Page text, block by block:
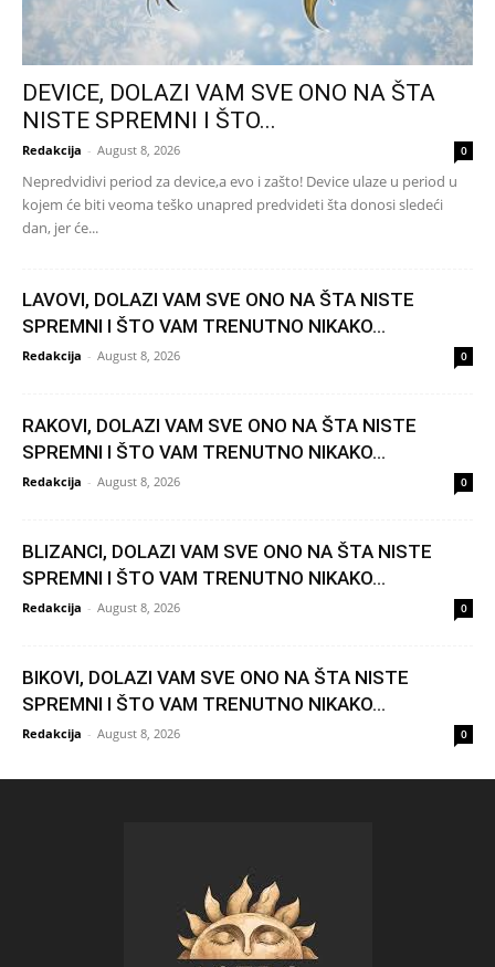
DEVICE, DOLAZI VAM SVE ONO NA ŠTA
NISTE SPREMNI I ŠTO...
Redakcija - August 8, 2026 0
Nepredvidivi period za device,a evo i zašto! Device ulaze u period u
kojem će biti veoma teško unapred predvideti šta donosi sledeći
dan, jer će...
LAVOVI, DOLAZI VAM SVE ONO NA ŠTA NISTE
SPREMNI I ŠTO VAM TRENUTNO NIKAKO...
Redakcija - August 8, 2026 0
RAKOVI, DOLAZI VAM SVE ONO NA ŠTA NISTE
SPREMNI I ŠTO VAM TRENUTNO NIKAKO...
Redakcija - August 8, 2026 0
BLIZANCI, DOLAZI VAM SVE ONO NA ŠTA NISTE
SPREMNI I ŠTO VAM TRENUTNO NIKAKO...
Redakcija - August 8, 2026 0
BIKOVI, DOLAZI VAM SVE ONO NA ŠTA NISTE
SPREMNI I ŠTO VAM TRENUTNO NIKAKO...
Redakcija - August 8, 2026 0